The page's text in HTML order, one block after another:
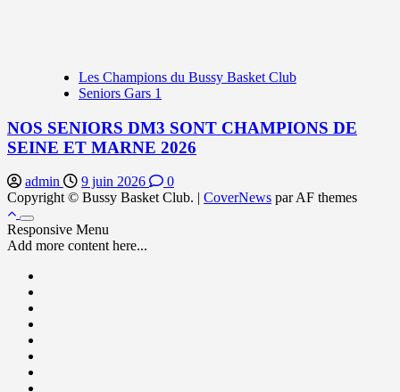
Les Champions du Bussy Basket Club
Seniors Gars 1
NOS SENIORS DM3 SONT CHAMPIONS DE
SEINE ET MARNE 2026
admin 9 juin 2026
0
Copyright © Bussy Basket Club. | CoverNews par AF themes
Responsive Menu
Add more content here...